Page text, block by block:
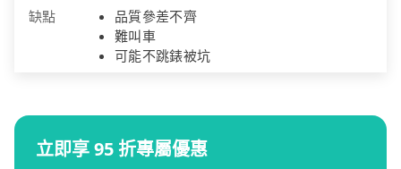
缺點
品質參差不齊
難叫車
可能不跳錶被坑
立即享 95 折專屬優惠